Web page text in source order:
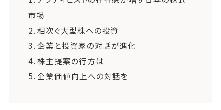
市場
2. 相次ぐ大型株への投資
3. 企業と投資家の対話が進化
4. 株主提案の行方は
5. 企業価値向上への対話を